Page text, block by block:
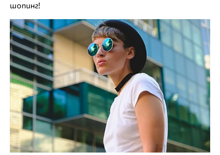
шопинг!